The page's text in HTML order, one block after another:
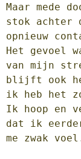
Maar mede
stok
opnieuw
Het gevoel
van mijn
blijft ook
ik heb het
Ik hoop en
dat ik
me zwak